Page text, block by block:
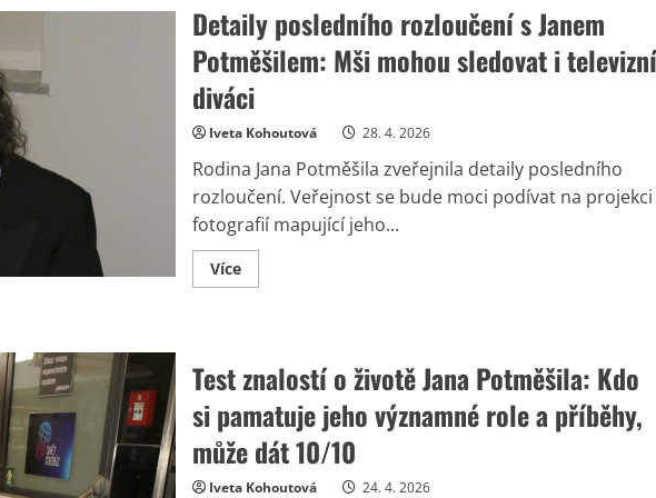
Detaily posledního rozloučení s Janem
Potměšilem: Mši mohou sledovat i televizní
diváci
Iveta Kohoutová 28. 4. 2026
Rodina Jana Potměšila zveřejnila detaily posledního
rozloučení. Veřejnost se bude moci podívat na projekci
fotografií mapující jeho...
VíceRead
more
Janem
Potměšilem:
Mši
mohou
sledovat
i
televizní
diváci
Test znalostí o životě Jana Potměšila: Kdo
si pamatuje jeho významné role a příběhy,
může dát 10/10
Iveta Kohoutová 24. 4. 2026